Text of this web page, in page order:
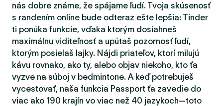
nás dobre známe, že spájame ľudí. Tvoja skúsenosť
s randením online bude odteraz ešte lepšia: Tinder
ti ponúka funkcie, vďaka ktorým dosiahneš
maximálnu viditeľnosť a upútaš pozornosť ľudí,
ktorým posielaš lajky. Nájdi priateľov, ktorí milujú
kávu rovnako, ako ty, alebo objav niekoho, kto ťa
vyzve na súboj v bedmintone. A keď potrebuješ
vycestovať, naša funkcia Passport ťa zavedie do
viac ako 190 krajín vo viac než 40 jazykoch—toto